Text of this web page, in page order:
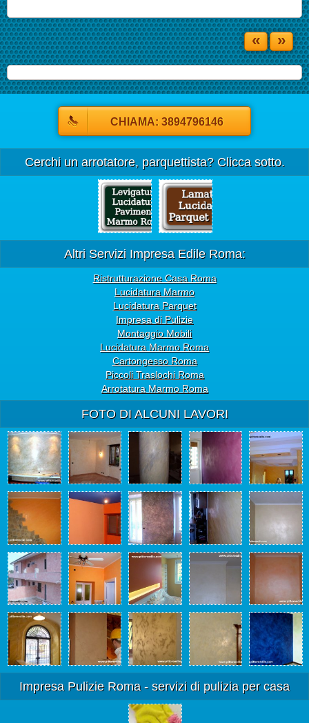
« »
CHIAMA: 3894796146
Cerchi un arrotatore, parquettista? Clicca sotto.
Altri Servizi Impresa Edile Roma:
Ristrutturazione Casa Roma
Lucidatura Marmo
Lucidatura Parquet
Impresa di Pulizie
Montaggio Mobili
Lucidatura Marmo Roma
Cartongesso Roma
Piccoli Traslochi Roma
Arrotatura Marmo Roma
FOTO DI ALCUNI LAVORI
Impresa Pulizie Roma - servizi di pulizia per casa